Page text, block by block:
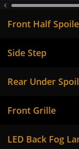
Front Half
Side Step
Rear Under
Front Grille
LED Back Fog